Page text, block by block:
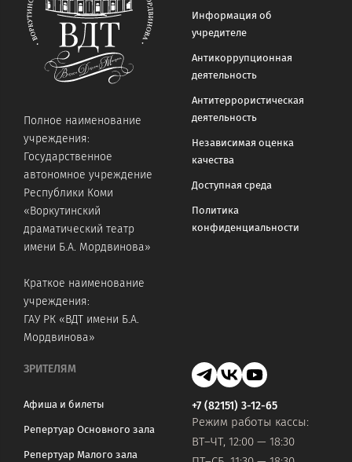
Полное наименование
учреждения:
Государственное
автономное учреждение
Республики Коми
«Воркутинский
драматический театр
имени Б.А. Мордвинова»
Краткое наименование
учреждения:
ГАУ РК «ВДТ имени Б.А.
Мордвинова»
Информация об
учредителе
Антикоррупционная
деятельность
Антитеррористическая
деятельность
Независимая оценка
качества
Доступная среда
Политика
конфиденциальности
ЗРИТЕЛЯМ
Афиша и билеты
Репертуар Основного зала
Репертуар Малого зала
+7 (82151) 3-12-65
Режим работы кассы:
ВТ–ЧТ, 12:00 — 18:30